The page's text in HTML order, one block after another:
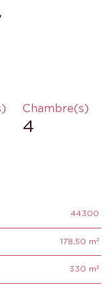
Chambre(s)
4
44300
178,50 m²
330 m²